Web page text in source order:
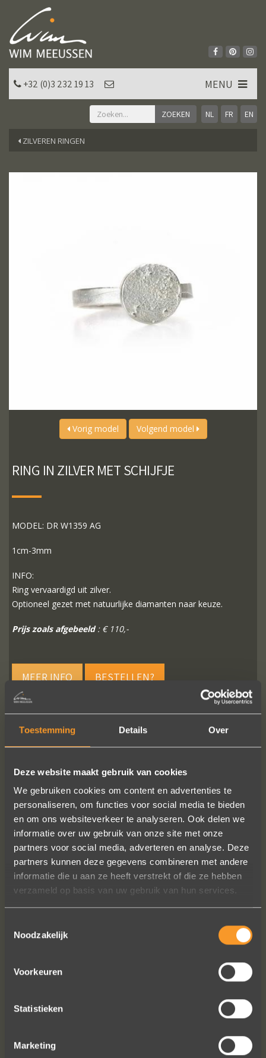
Toestemming Details Over
Deze website maakt gebruik van cookies
We gebruiken cookies om content en advertenties te
personaliseren, om functies voor social media te bieden
en om ons websiteverkeer te analyseren. Ook delen we
informatie over uw gebruik van onze site met onze
partners voor social media, adverteren en analyse. Deze
partners kunnen deze gegevens combineren met andere
informatie die u aan ze heeft verstrekt of die ze hebben
verzameld op basis van uw gebruik van hun services.
Noodzakelijk
Voorkeuren
Statistieken
Marketing
NL FR EN
+32 (0)3 232 19 13 MENU
ZILVEREN RINGEN
Vorig model Volgend model
RING IN ZILVER MET SCHIJFJE
MODEL: DR W1359 AG
1cm-3mm
INFO:
Ring vervaardigd uit zilver.
Optioneel gezet met natuurlijke diamanten naar keuze.
Prijs zoals afgebeeld: € 110,-
MEER INFO BESTELLEN?
VOLG ONS OP SOCIALE MEDIA
Wat een prachtige sieraden! Na mn
trouwring heb ik nu aan mn andere
hand ook een juweeltje. Zo trots als